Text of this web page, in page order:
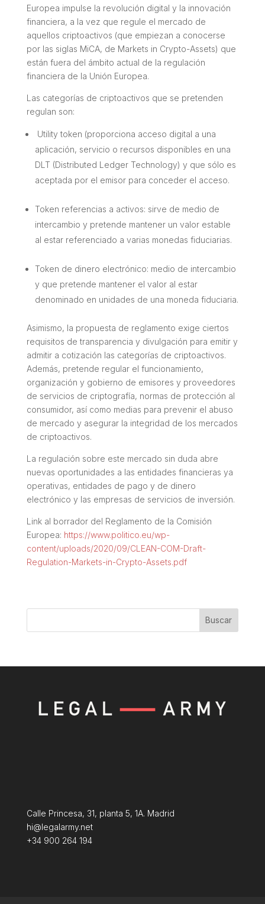
Europea impulse la revolución digital y la innovación
financiera, a la vez que regule el mercado de
aquellos criptoactivos (que empiezan a conocerse
por las siglas MiCA, de Markets in Crypto-Assets) que
están fuera del ámbito actual de la regulación
financiera de la Unión Europea.
Las categorías de criptoactivos que se pretenden
regulan son:
Utility token (proporciona acceso digital a una
aplicación, servicio o recursos disponibles en una
DLT (Distributed Ledger Technology) y que sólo es
aceptada por el emisor para conceder el acceso.
Token referencias a activos: sirve de medio de
intercambio y pretende mantener un valor estable
al estar referenciado a varias monedas fiduciarias.
Token de dinero electrónico: medio de intercambio
y que pretende mantener el valor al estar
denominado en unidades de una moneda fiduciaria.
Asimismo, la propuesta de reglamento exige ciertos
requisitos de transparencia y divulgación para emitir y
admitir a cotización las categorías de criptoactivos.
Además, pretende regular el funcionamiento,
organización y gobierno de emisores y proveedores
de servicios de criptografía, normas de protección al
consumidor, así como medias para prevenir el abuso
de mercado y asegurar la integridad de los mercados
de criptoactivos.
La regulación sobre este mercado sin duda abre
nuevas oportunidades a las entidades financieras ya
operativas, entidades de pago y de dinero
electrónico y las empresas de servicios de inversión.
Link al borrador del Reglamento de la Comisión
Europea: https://www.politico.eu/wp-
content/uploads/2020/09/CLEAN-COM-Draft-
Regulation-Markets-in-Crypto-Assets.pdf
Buscar
Calle Princesa, 31, planta 5, 1A. Madrid
hi@legalarmy.net
+34 900 264 194